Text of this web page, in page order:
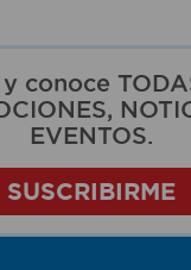
conoce
EVENTOS.
SUSCRIBIRME